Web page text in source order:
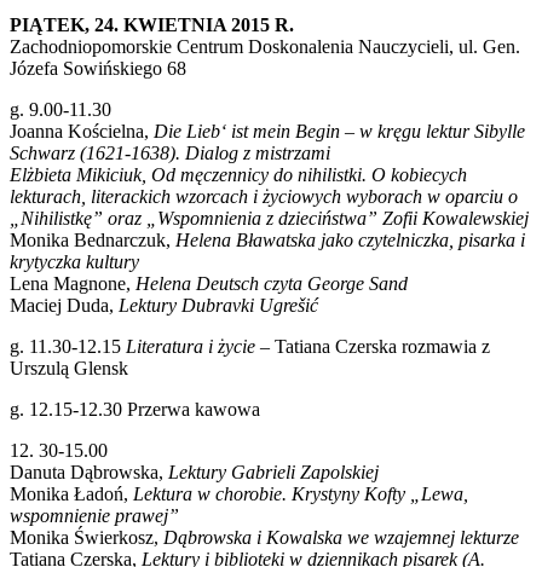
PIĄTEK, 24. KWIETNIA 2015 R.
Zachodniopomorskie Centrum Doskonalenia Nauczycieli, ul. Gen.
Józefa Sowińskiego 68
g. 9.00-11.30
Joanna Kościelna, Die Lieb‘ ist mein Begin – w kręgu lektur Sibylle
Schwarz (1621-1638). Dialog z mistrzami
Elżbieta Mikiciuk, Od męczennicy do nihilistki. O kobiecych
lekturach, literackich wzorcach i życiowych wyborach w oparciu o
„Nihilistkę” oraz „Wspomnienia z dzieciństwa” Zofii Kowalewskiej
Monika Bednarczuk, Helena Bławatska jako czytelniczka, pisarka i
krytyczka kultury
Lena Magnone, Helena Deutsch czyta George Sand
Maciej Duda, Lektury Dubravki Ugrešić
g. 11.30-12.15 Literatura i życie – Tatiana Czerska rozmawia z
Urszulą Glensk
g. 12.15-12.30 Przerwa kawowa
12. 30-15.00
Danuta Dąbrowska, Lektury Gabrieli Zapolskiej
Monika Ładoń, Lektura w chorobie. Krystyny Kofty „Lewa,
wspomnienie prawej”
Monika Świerkosz, Dąbrowska i Kowalska we wzajemnej lekturze
Tatiana Czerska, Lektury i biblioteki w dziennikach pisarek (A.